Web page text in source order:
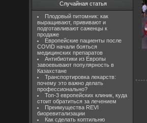
Случайная статья
Плодовый питомник: как
выращивают, прививают и
подготавливают саженцы к
продаже
Европейские пациенты после
COVID начали бояться
медицинских препаратов
Антибиотики из Европы
завоевывают популярность в
Казахстане
Транспортировка лекарств:
почему это важно делать
профессионально?
Топ-3 европейских клиник, куда
стоит обратиться за лечением
Преимущества REVI
биоревитализации
Как сделать коптильню